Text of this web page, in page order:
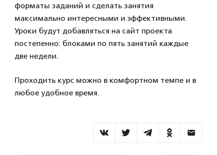
форматы заданий и сделать занятия
максимально интересными и эффективными.
Уроки будут добавляться на сайт проекта
постепенно: блоками по пять занятий каждые
две недели.
Проходить курс можно в комфортном темпе и в
любое удобное время.